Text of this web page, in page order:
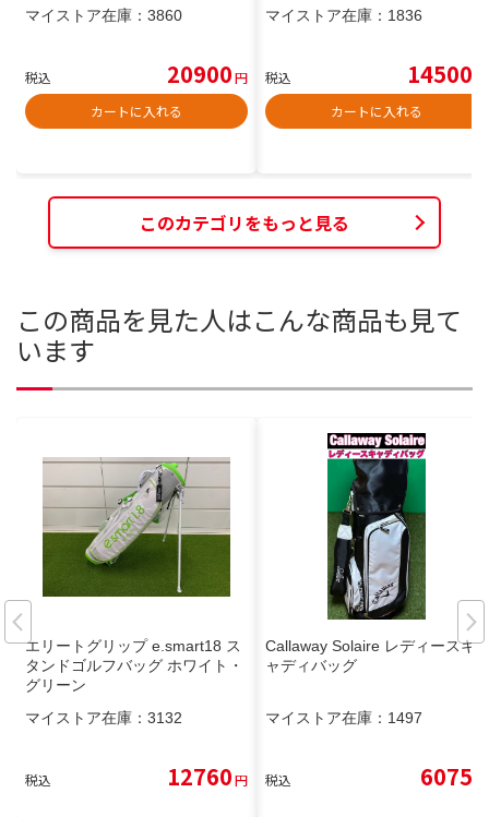
マイストア在庫： 3860
税込 20900円
カートに入れる
マイストア在庫： 1836
税込 14500
カートに入れる
このカテゴリをもっと見る
この商品を見た人はこんな商品も見て
います
エリートグリップ e.smart18 ス
タンドゴルフバッグ ホワイト・
グリーン
マイストア在庫： 3132
税込 12760円
Callaway Solaire レディースキ
ャディバッグ
マイストア在庫： 1497
税込 6075